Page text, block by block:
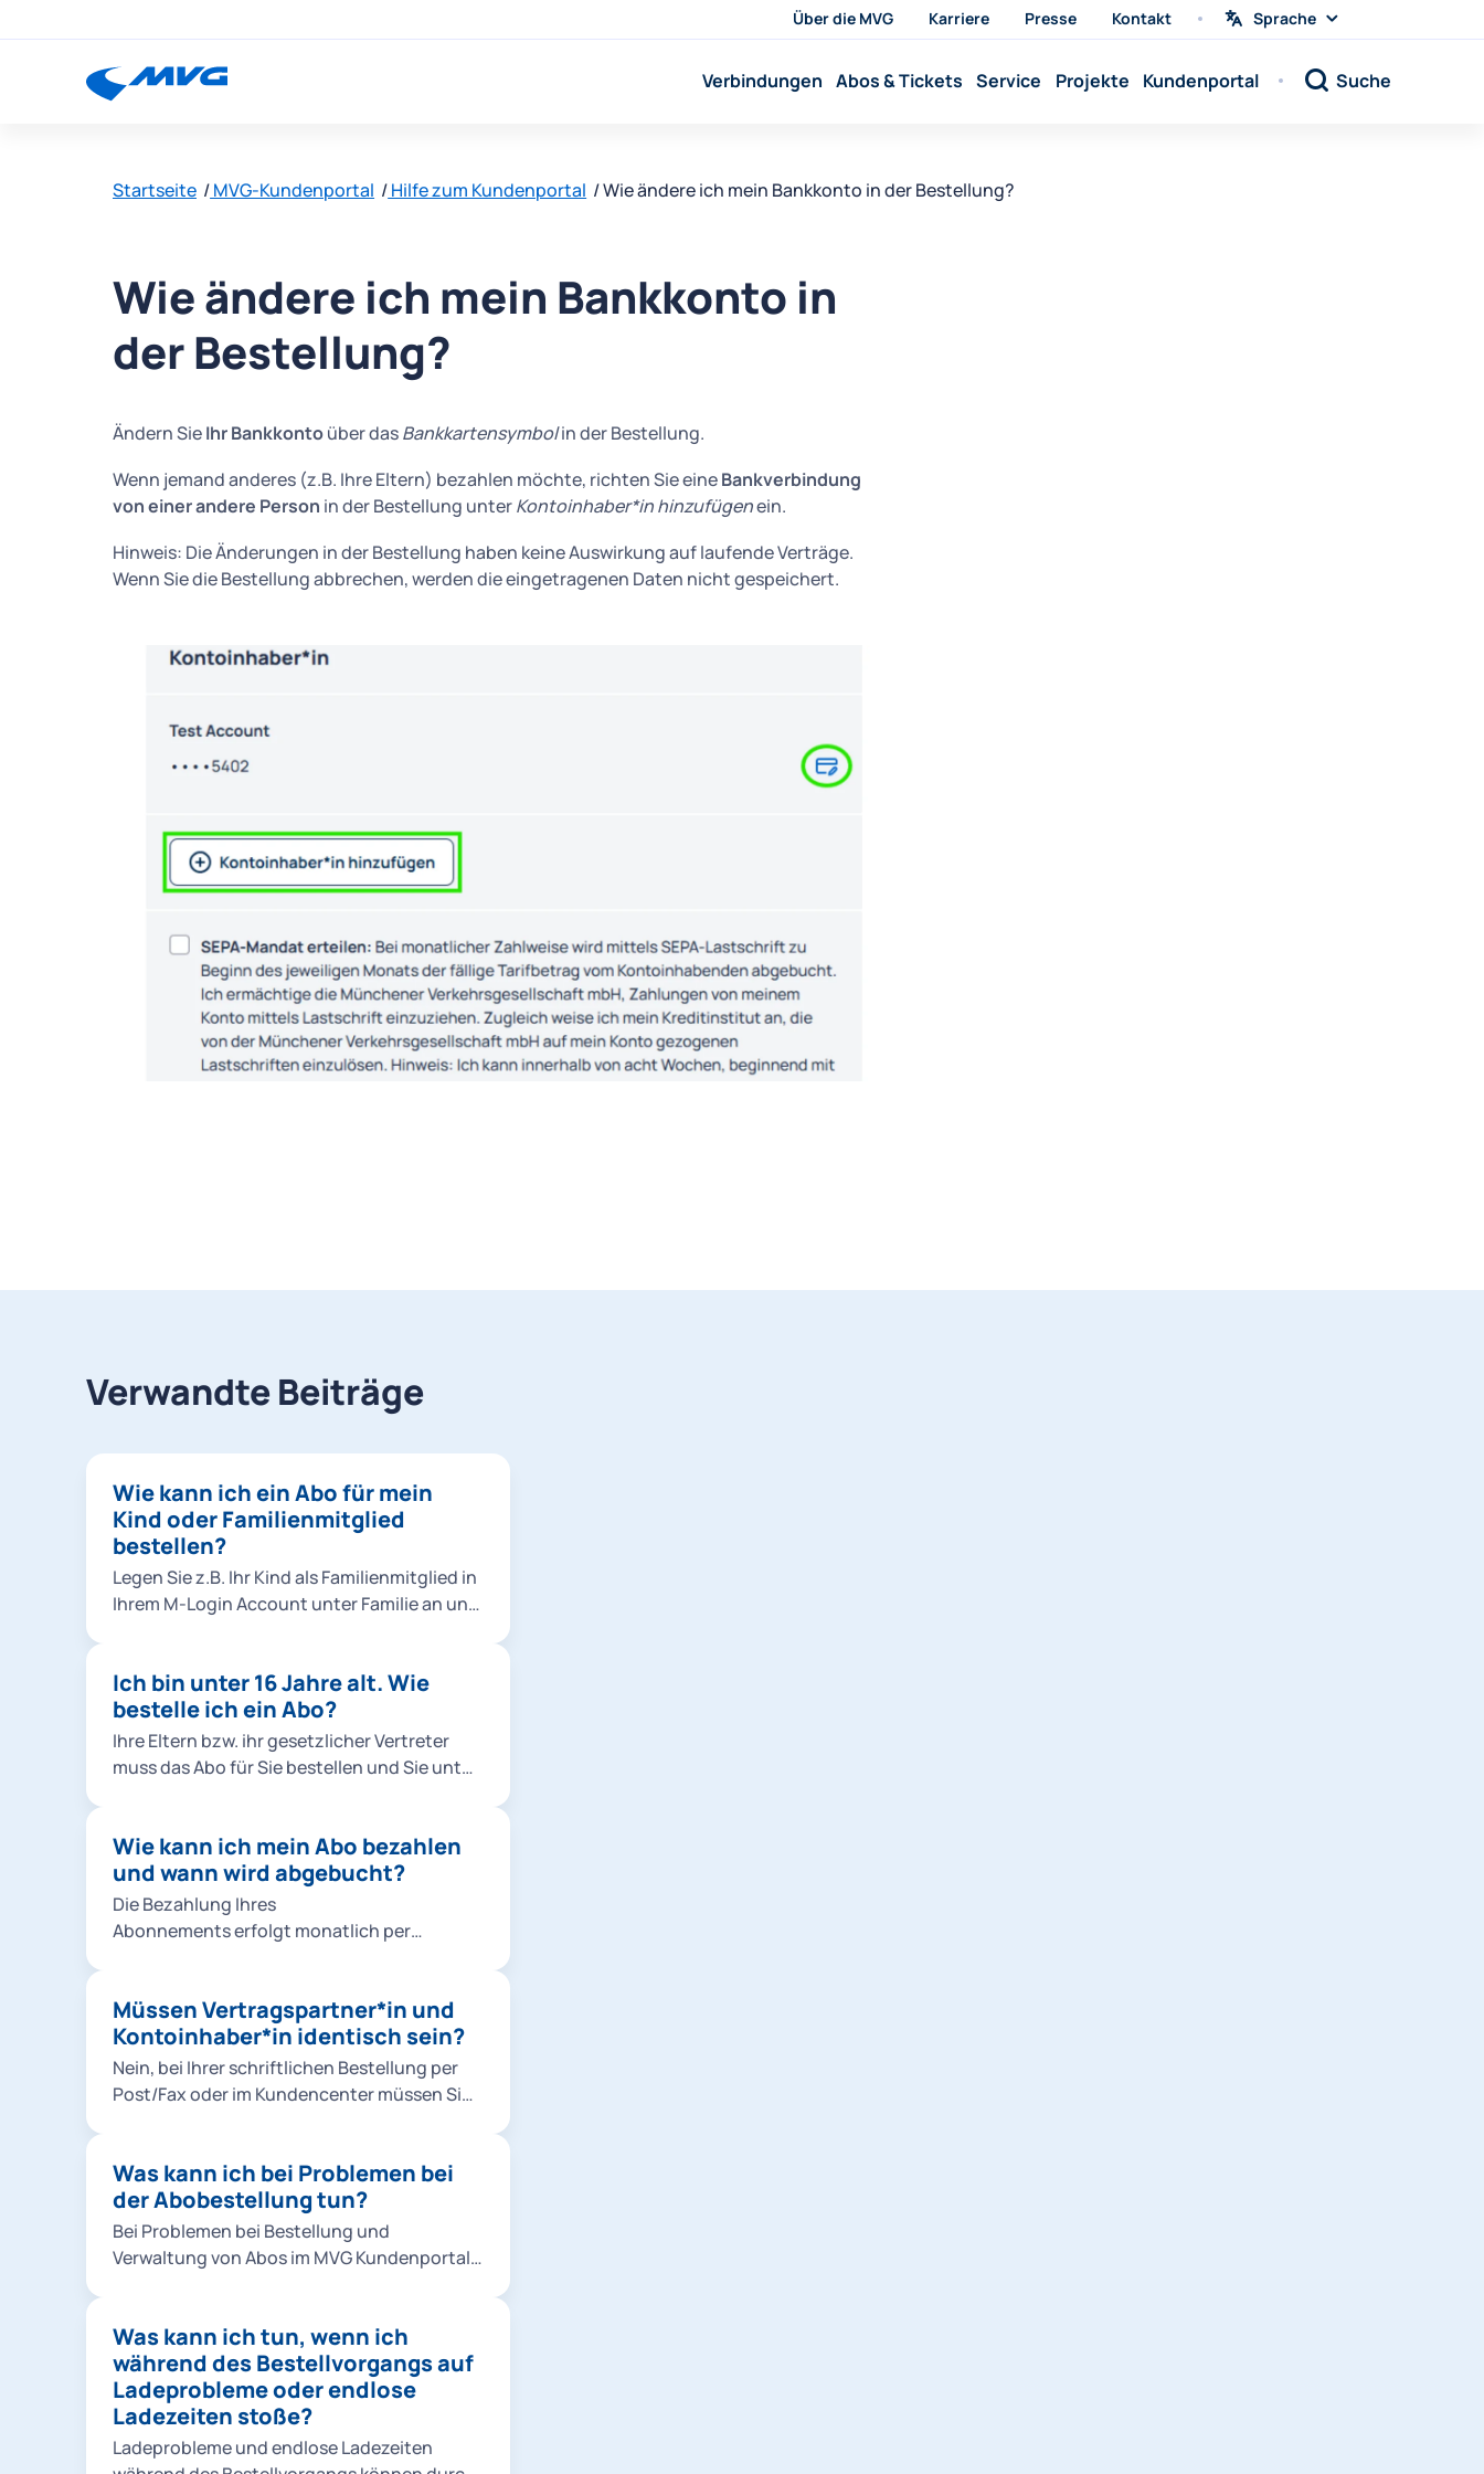
Über die MVG Karriere Presse Kontakt
Sprache
Sprache
Verbindungen Abos & Tickets Service Projekte Kundenportal Suche
Startseite MVG-Kundenportal Hilfe zum Kundenportal Wie ändere ich mein Bankkonto in der Bestellung?
Wie ändere ich mein Bankkonto in
der Bestellung?
Ändern SieIhr Bankkontoüber dasBankkartensymbolin der Bestellung.
Wenn jemand anderes (z.B. Ihre Eltern) bezahlen möchte, richten Sie eineBankverbindung
von einer andere Person in der Bestellung unterKontoinhaber*in hinzufügenein.
Hinweis: Die Änderungen in der Bestellung haben keine Auswirkung auf laufende Verträge.
Wenn Sie die Bestellung abbrechen, werden die eingetragenen Daten nicht gespeichert.
Verwandte Beiträge
Wie kann ich ein Abo für mein
Kind oder Familienmitglied
bestellen?
Legen Sie z.B. Ihr Kind als Familienmitglied in
Ihrem M-Login Account unter Familie an und
unter Abo-Nutzer*innen auf
Familienmitglied hinzufügen oder fügen Sie
Ihr Familienmitglied direkt im M-Login hinzu.
Hinweise: Sie können Abos für
Für das Ermäßigungsticket Studierende &
alle Jobtickets können keine anderen Abo-
Nutzer*innen angelegt werden. Hier müssen
Sie mit Ihrem eigenen M-Login Account
Jahren für das 365-Euro-Ticket MVV und die
Schulwegkostenfreiheit ein Foto von Ihrem
hochladen.
Ich bin unter 16 Jahre alt. Wie
bestelle ich ein Abo?
Ihre Eltern bzw. ihr gesetzlicher Vertreter
muss das Abo für Sie bestellen und Sie unter
Wie kann ich mein Abo bezahlen
und wann wird abgebucht?
Die Bezahlung Ihres
Abonnements erfolgt monatlich per
aktuellen Monat zum Monatsersten.
Müssen Vertragspartner*in und
Kontoinhaber*in identisch sein?
Nein, bei Ihrer schriftlichen Bestellung per
Post/Fax oder im Kundencenter müssen Sie
Online-Bestellung müssen
Vertragspartner*in und Kontoinhaber*in
nicht identisch sein.
Was kann ich bei Problemen bei
der Abobestellung tun?
Bei Problemen bei Bestellung und
Verwaltung von Abos im MVG Kundenportal
noch bestellbar ist. Für Deutschlandticket,
Ermäßigungsticket und alle MVV Abos
gilt: Eine Bestellung ist bis zum 10.
Kalendertag des laufenden Monats möglich.
Sie bezahlen auch bei einem Einstieg im
Was kann ich tun, wenn ich
während des Bestellvorgangs auf
Ladeprobleme oder endlose
Ladezeiten stoße?
Ladeprobleme und endlose Ladezeiten